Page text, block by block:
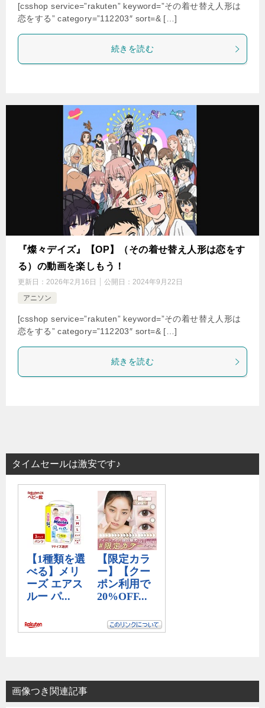
[csshop service=”rakuten” keyword=”その着せ替え人形は
恋をする” category=”112203″ sort=& […]
続きを読む
『燦々デイズ』【OP】（その着せ替え人形は恋をす
る）の動画を楽しもう！
更新日： 2026年2月16日 公開日： 2024年9月22日
アニソン
[csshop service=”rakuten” keyword=”その着せ替え人形は
恋をする” category=”112203″ sort=& […]
続きを読む
タイムセールは激安です♪
画像つき関連記事